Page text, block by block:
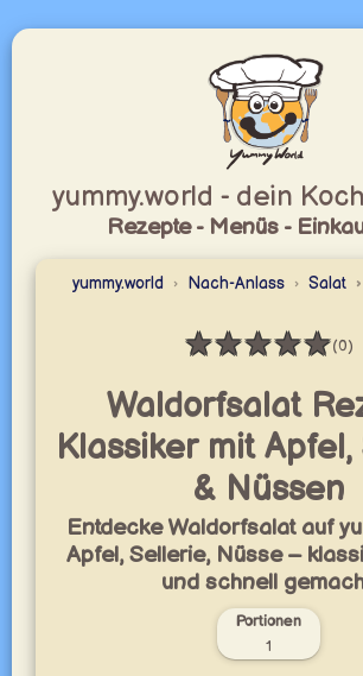
yummy.world - dein
Rezepte - Menüs -
yummy.world Nach-Anlass Salat
★★★★★
Bewertung: 0 /
(0)
Waldorfsalat
Klassiker mit
& Nüssen
Entdecke Waldorfsalat auf
Apfel, Sellerie, Nüsse –
und schnell
Portionen
1